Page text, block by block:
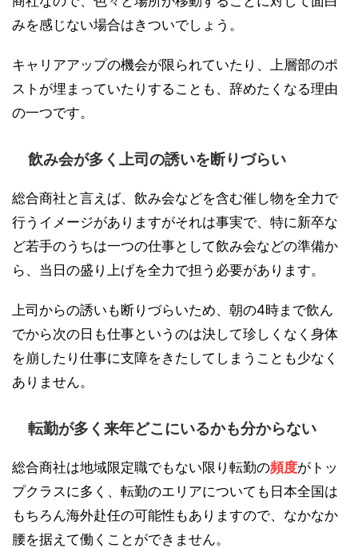
みを感じない場合はきついでしょう。
キャリアアップの機会が限られていたり、上層部のポ
ストが埋まっていたりすることも、辞めたくなる理由
の一つです。
飲み会が多く上司の誘いを断りづらい
総合商社と言えば、飲み会などを含む催し物を全力で
行うイメージがありますがそれは事実で、特に新卒な
ど若手のうちは一つの仕事として飲み会などの準備か
ら、当日の盛り上げを全力で担う必要があります。
上司からの誘いも断りづらいため、朝の4時まで飲ん
でから次の日も仕事というのは決して珍しくなく身体
を崩したり仕事に支障をきたしてしまうことも少なく
ありません。
転勤が多く来年どこにいるかも分からない
総合商社は地域限定職でもない限り転勤の頻度がトッ
プクラスに多く、転勤のエリアについても日本全国は
もちろん海外赴任の可能性もありますので、なかなか
腰を据えて働くことができません。